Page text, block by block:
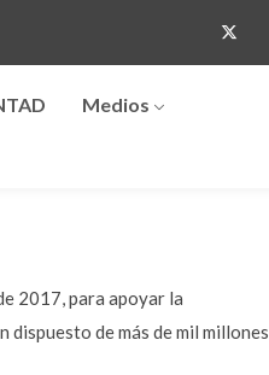
Medios
2017, para apoyar la
de más de mil millones